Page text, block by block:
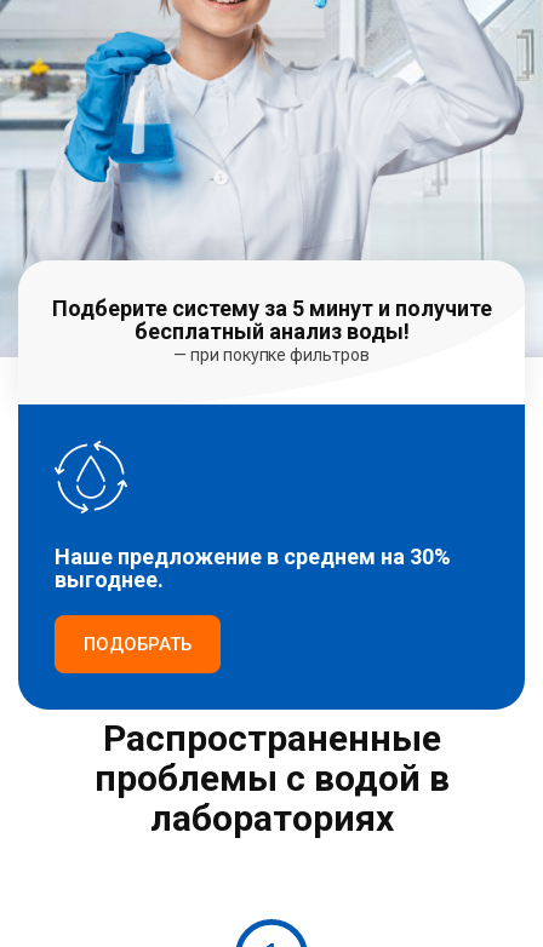
Подберите систему за 5 минут и получите
бесплатный анализ воды!
— при покупке фильтров
Наше предложение в среднем на 30%
выгоднее.
ПОДОБРАТЬ
Распространенные
проблемы с водой в
лабораториях